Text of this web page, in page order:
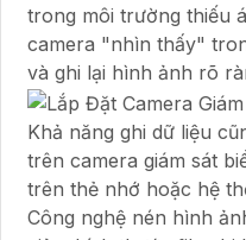
trong môi trường thiếu
camera "nhìn thấy"
và ghi lại hình ảnh rõ
Khả năng ghi dữ liệu
trên camera giám sát
trên thẻ nhớ hoặc hệ
Công nghệ nén hình